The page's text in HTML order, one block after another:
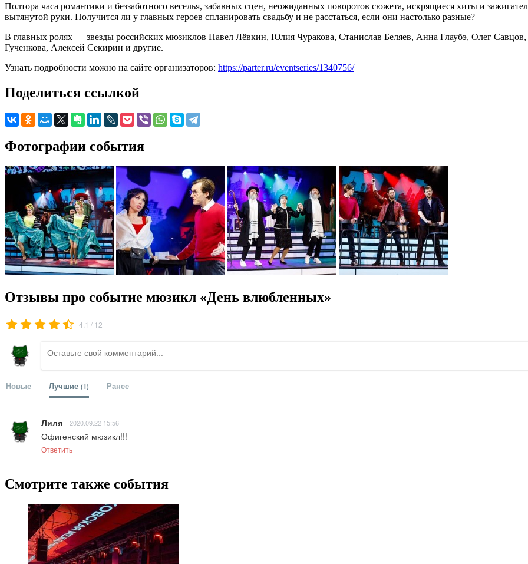
Полтора часа романтики и беззаботного веселья, забавных сцен, неожиданных поворотов сюжета, искрящиеся хиты и
вытянутой руки. Получится ли у главных героев спланировать свадьбу и не расстаться, если они настолько разные?
В главных ролях — звезды российских мюзиклов Павел Лёвкин, Юлия Чуракова, Станислав Беляев, Анна Глаубэ, Олег
Гученкова, Алексей Секирин и другие.
Узнать подробности можно на сайте организаторов: https://parter.ru/eventseries/1340756/
Поделиться ссылкой
Фотографии события
Отзывы про событие мюзикл «День влюбленных»
4.1 / 12
Новые Лучшие (1) Ранее
Лиля 2020.09.22 15:56
Офигенский мюзикл!!!
Ответить
Смотрите также события